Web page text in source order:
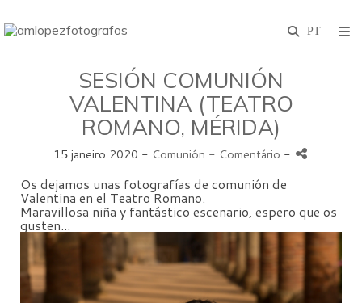
SESIÓN COMUNIÓN
VALENTINA (TEATRO
ROMANO, MÉRIDA)
15 janeiro 2020 - Comunión - Comentário -
Os dejamos unas fotografías de comunión de
Valentina en el Teatro Romano.
Maravillosa niña y fantástico escenario, espero que os
gusten...